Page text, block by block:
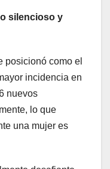
silencioso y
posicionó como el
incidencia en
nuevos
lo que
una mujer es